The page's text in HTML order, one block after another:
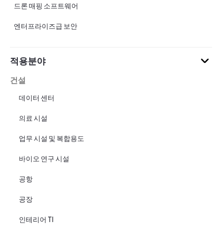
드론 매핑 소프트웨어
엔터프라이즈급 보안
적용분야
건설
데이터 센터
의료 시설
업무 시설 및 복합용도
바이오 연구 시설
공항
공장
인테리어 TI